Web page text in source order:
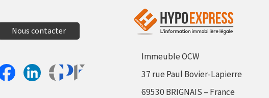
Nous contacter
Immeuble OCW
37 rue Paul Bovier-Lapierre
69530 BRIGNAIS – France